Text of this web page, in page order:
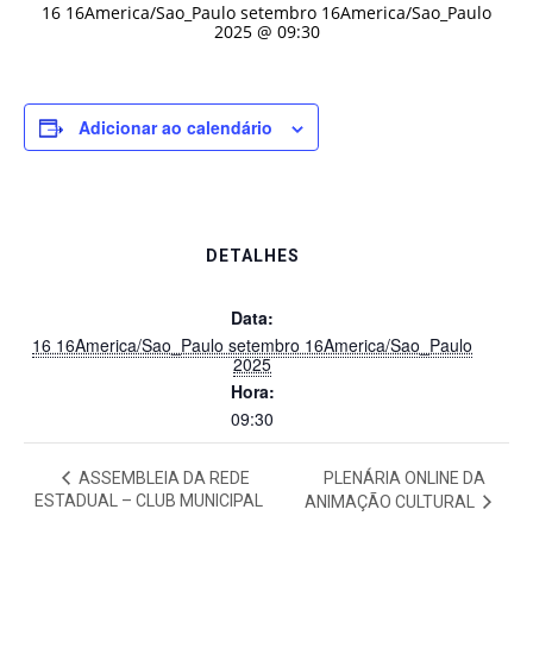
16 16America/Sao_Paulo setembro 16America/Sao_Paulo
2025 @ 09:30
Adicionar ao calendário
DETALHES
Data:
16 16America/Sao_Paulo setembro 16America/Sao_Paulo
2025
Hora:
09:30
ASSEMBLEIA DA REDE
ESTADUAL – CLUB MUNICIPAL
PLENÁRIA ONLINE DA
ANIMAÇÃO CULTURAL